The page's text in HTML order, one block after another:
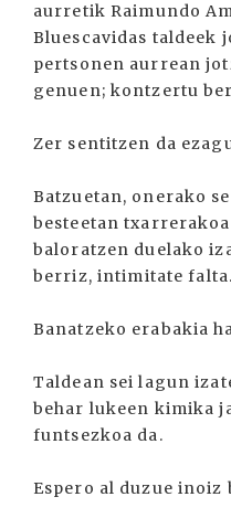
aurretik Raimundo
Bluescavidas taldeek
pertsonen aurrean
genuen; kontzertu
Zer sentitzen da
Batzuetan, onerako
besteetan
baloratzen duelako
berriz, intimitate falta.
Banatzeko erabakia
Taldean sei lagun
behar lukeen kimika
funtsezkoa da.
Espero al duzue